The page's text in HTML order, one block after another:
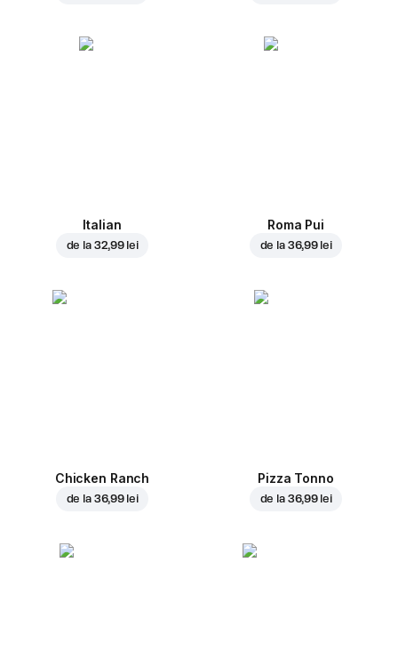
Italian
de la 32,99 lei
Roma Pui
de la 36,99 lei
Chicken Ranch
de la 36,99 lei
Pizza Tonno
de la 36,99 lei